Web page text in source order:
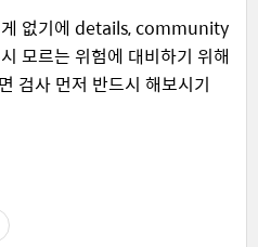
게 없기에 details, community
모르는 위험에 대비하기 위해
검사 먼저 반드시 해보시기